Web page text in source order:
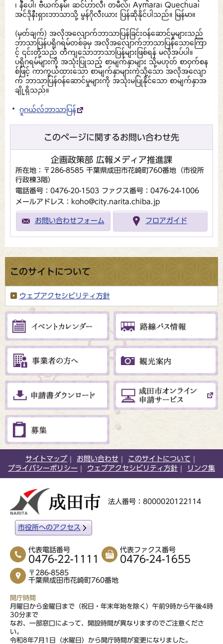
၊ နီပေါ၊ ဗီယက်နမ်၊ ဆင်ဟာလီ၊ တမီလ်၊ Aymara၊ Quechua၊
အင်ဒိုနီးရှားဘာသာသို့ မွန်ဂိုလီးယား ပြန်ဆိုနိုင်ပါသည်။ မြန်မာ။
(မှတ်ချက်) အလိုအလျောက်ဘာသာပြန်ခြင်းဝန်ဆောင်မှုများသည်
ဘာသာပြန်ပရိုဂရမ်တစ်ခုမှ အလိုအလျောက်ဘာသာပြန်သောကြော
င့် ၎င်းတို့သည် တိကျသောဘာသာပြန်များဖြစ်ရန် မလိုအပ်ပါ။
ပရိုဂရမ်များကို အသုံးပြုသည့် စာမျက်နှာများ သို့မဟုတ် စာဝှက်စန
စ်ဖြင့် ကာကွယ်ထားသော စာမျက်နှာများကဲ့သို့သော အလိုအလျော
က် ဘာသာပြန်ဝန်ဆောင်မှုများကို အသုံးမပြုနိုင်သော စာမျက်နှာအ
ချို့ရှိသည်။
ဂူဂယ်လ်ဘာသာပြန်
このページに関するお問い合わせ先
企画政策部 広報メディア推進課
所在地：〒286-8585 千葉県成田市花崎町760番地（市役所
行政棟3階）
電話番号：0476-20-1503 ファクス番号：0476-24-1006
メールアドレス：koho@city.narita.chiba.jp
お問い合わせフォーム フロアガイド
このサイトについて
ウェブアクセシビリティ方針
サイトマップ お問い合わせ
このサイトについて
プライバシーポリシー
ウェブアクセシビリティ方針 リンク集
法人番号：8000020122114
市役所へのアクセス
代表電話番号
0476-22-1111
代表ファクス番号
0476-24-1655
〒286-8585
千葉県成田市花崎町760番地
開庁時間
月曜日から金曜日まで（祝日・年末年始を除く）午前9時から午後4時
30分まで
なお、一部窓口によって、開設時間が異なりますのでご注意くださ
い。
令和8年7月1日（水曜日）から開庁時間が変更になりました。